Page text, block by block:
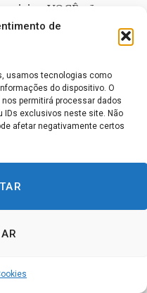
de
usamos tecnologias como
do dispositivo. O
permitirá processar dados
IDs exclusivos neste site. Não
afetar negativamente certos
e VOCÊ não
nega a si mesmo E AO
essa mesma
estão condenados.
E PARA VOCÊ
caminho para a
mesmo como pecador
vê um mundo sem